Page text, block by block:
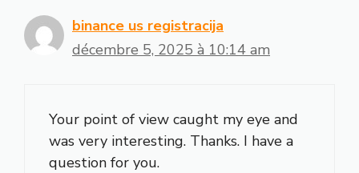
binance us registracija
décembre 5, 2025 à 10:14 am
Your point of view caught my eye and
was very interesting. Thanks. I have a
question for you.